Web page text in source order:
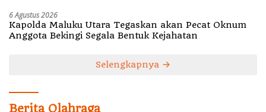
6 Agustus 2026
Kapolda Maluku Utara Tegaskan akan Pecat Oknum
Anggota Bekingi Segala Bentuk Kejahatan
Selengkapnya
Berita Olahraga